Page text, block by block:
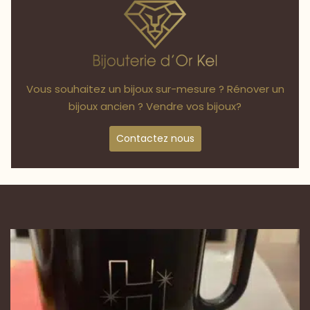
Vous souhaitez un bijoux sur-mesure ? Rénover un
bijoux ancien ? Vendre vos bijoux?
Contactez nous